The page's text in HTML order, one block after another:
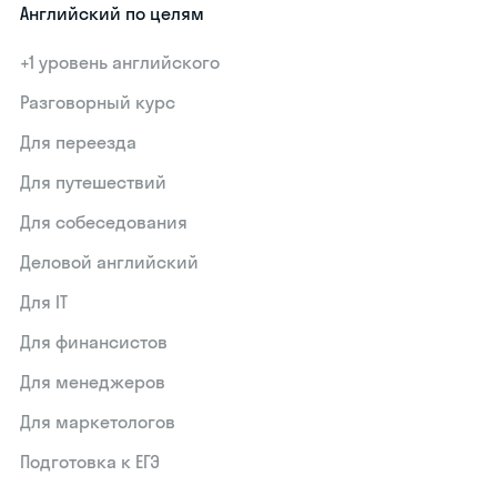
Английский по целям
+1 уровень английского
Разговорный курс
Для переезда
Для путешествий
Для собеседования
Деловой английский
Для IT
Для финансистов
Для менеджеров
Для маркетологов
Подготовка к ЕГЭ